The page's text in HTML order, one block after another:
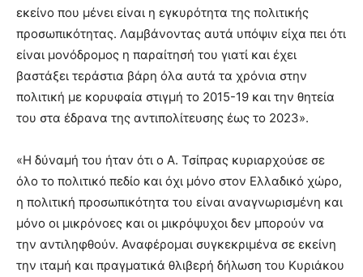
εκείνο που μένει είναι η εγκυρότητα της πολιτικής
προσωπικότητας. Λαμβάνοντας αυτά υπόψιν είχα πει ότι
είναι μονόδρομος η παραίτησή του γιατί και έχει
βαστάξει τεράστια βάρη όλα αυτά τα χρόνια στην
πολιτική με κορυφαία στιγμή το 2015-19 και την θητεία
του στα έδρανα της αντιπολίτευσης έως το 2023».
«Η δύναμή του ήταν ότι ο Α. Τσίπρας κυριαρχούσε σε
όλο το πολιτικό πεδίο και όχι μόνο στον Ελλαδικό χώρο,
η πολιτική προσωπικότητα του είναι αναγνωρισμένη και
μόνο οι μικρόνοες και οι μικρόψυχοι δεν μπορούν να
την αντιληφθούν. Αναφέρομαι συγκεκριμένα σε εκείνη
την ιταμή και πραγματικά θλιβερή δήλωση του Κυριάκου